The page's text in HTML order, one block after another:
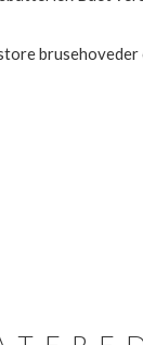
brusehoveder